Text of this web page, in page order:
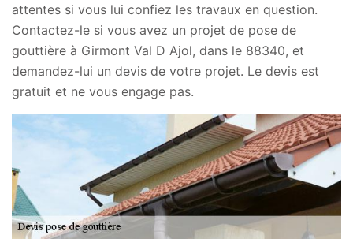
attentes si vous lui confiez les travaux en question.
Contactez-le si vous avez un projet de pose de
gouttière à Girmont Val D Ajol, dans le 88340, et
demandez-lui un devis de votre projet. Le devis est
gratuit et ne vous engage pas.